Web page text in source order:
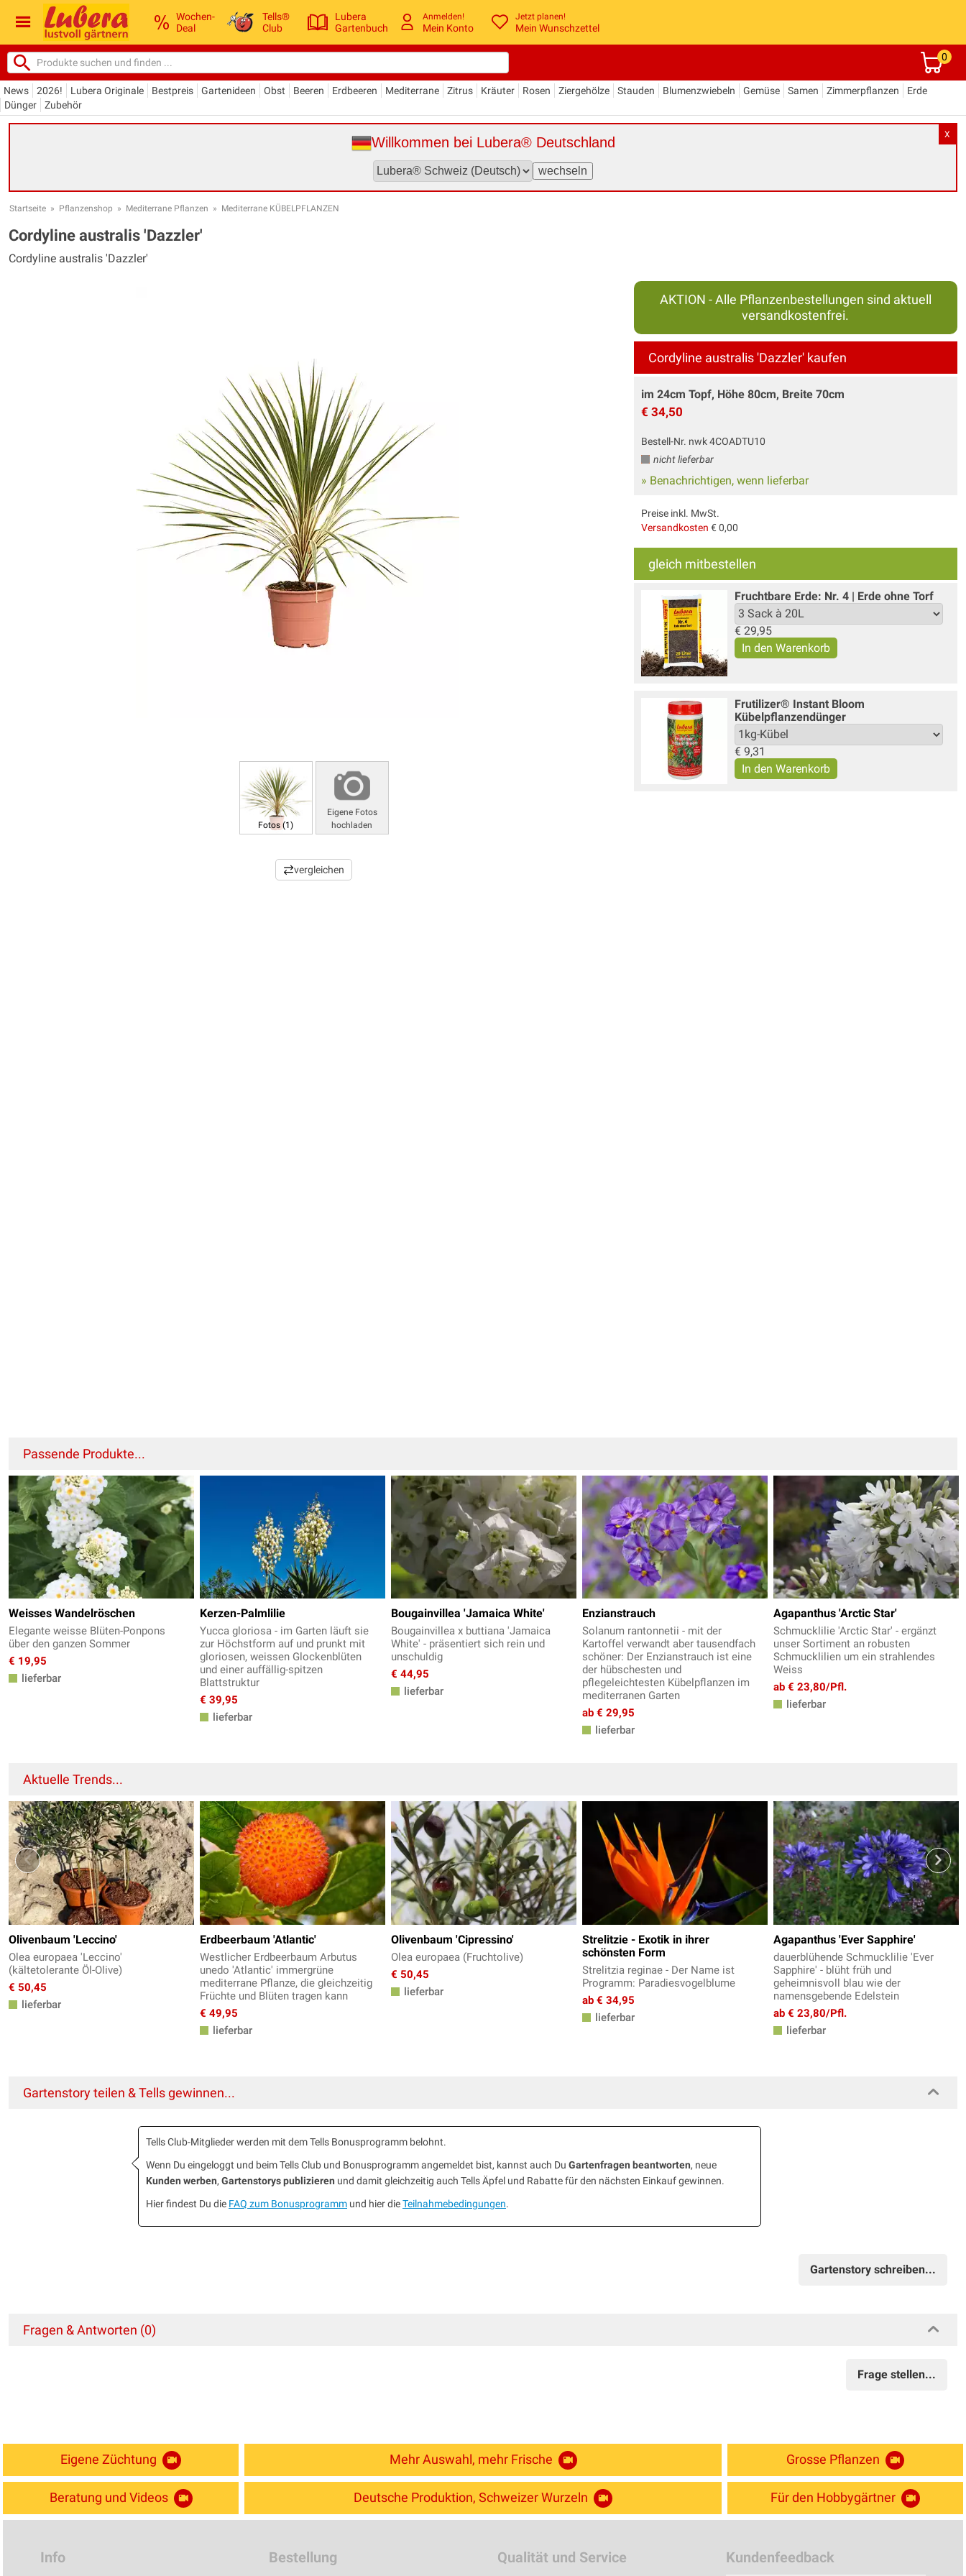
Wochen-
Deal
Tells®
Club
Lubera
Gartenbuch
Anmelden!
Mein Konto
Jetzt planen!
Mein Wunschzettel
0
News 2026! Lubera Originale Bestpreis Gartenideen Obst Beeren Erdbeeren Mediterrane Zitrus Kräuter Rosen Ziergehölze Stauden Blumenzwiebeln Gemüse Samen Zimmerpflanzen
Erde
Dünger
Zubehör
X
Willkommen bei Lubera® Deutschland
Startseite » Pflanzenshop » Mediterrane Pflanzen » Mediterrane KÜBELPFLANZEN
Cordyline australis 'Dazzler'
Cordyline australis 'Dazzler'
Fotos (1)
Eigene Fotos
hochladen
vergleichen
AKTION - Alle Pflanzenbestellungen sind aktuell
versandkostenfrei.
Cordyline australis 'Dazzler' kaufen
im 24cm Topf, Höhe 80cm, Breite 70cm
€ 34,50
Bestell-Nr. nwk 4COADTU10
nicht lieferbar
» Benachrichtigen, wenn lieferbar
Preise inkl. MwSt.
Versandkosten € 0,00
gleich mitbestellen
Fruchtbare Erde: Nr. 4 | Erde ohne Torf
€ 29,95
Frutilizer® Instant Bloom
Kübelpflanzendünger
€ 9,31
Passende Produkte...
Weisses Wandelröschen
Elegante weisse Blüten-Ponpons
über den ganzen Sommer
€ 19,95
lieferbar
Kerzen-Palmlilie
Yucca gloriosa - im Garten läuft sie
zur Höchstform auf und prunkt mit
gloriosen, weissen Glockenblüten
und einer auffällig-spitzen
Blattstruktur
€ 39,95
lieferbar
Bougainvillea 'Jamaica White'
Bougainvillea x buttiana 'Jamaica
White' - präsentiert sich rein und
unschuldig
€ 44,95
lieferbar
Enzianstrauch
Solanum rantonnetii - mit der
Kartoffel verwandt aber tausendfach
schöner: Der Enzianstrauch ist eine
der hübschesten und
pflegeleichtesten Kübelpflanzen im
mediterranen Garten
ab € 29,95
lieferbar
Agapanthus 'Arctic Star'
Schmucklilie 'Arctic Star' - ergänzt
unser Sortiment an robusten
Schmucklilien um ein strahlendes
Weiss
ab € 23,80/Pfl.
lieferbar
Aktuelle Trends...
Olivenbaum 'Leccino'
Olea europaea 'Leccino'
(kältetolerante Öl-Olive)
€ 50,45
lieferbar
Erdbeerbaum 'Atlantic'
Westlicher Erdbeerbaum Arbutus
unedo 'Atlantic' immergrüne
mediterrane Pflanze, die gleichzeitig
Früchte und Blüten tragen kann
€ 49,95
lieferbar
Olivenbaum 'Cipressino'
Olea europaea (Fruchtolive)
€ 50,45
lieferbar
Strelitzie - Exotik in ihrer
schönsten Form
Strelitzia reginae - Der Name ist
Programm: Paradiesvogelblume
ab € 34,95
lieferbar
Agapanthus 'Ever Sapphire'
dauerblühende Schmucklilie 'Ever
Sapphire' - blüht früh und
geheimnisvoll blau wie der
namensgebende Edelstein
ab € 23,80/Pfl.
lieferbar
Gartenstory teilen & Tells gewinnen...
Tells Club-Mitglieder werden mit dem Tells Bonusprogramm belohnt.
Wenn Du eingeloggt und beim Tells Club und Bonusprogramm angemeldet bist, kannst auch Du Gartenfragen beantworten, neue
Kunden werben, Gartenstorys publizieren und damit gleichzeitig auch Tells Äpfel und Rabatte für den nächsten Einkauf gewinnen.
Hier findest Du die FAQ zum Bonusprogramm und hier dieTeilnahmebedingungen.
Gartenstory schreiben...
Fragen & Antworten (0)
Frage stellen...
Eigene Züchtung Mehr Auswahl, mehr Frische Grosse Pflanzen
Beratung und Videos Deutsche Produktion, Schweizer Wurzeln Für den Hobbygärtner
Info Bestellung Qualität und Service Kundenfeedback